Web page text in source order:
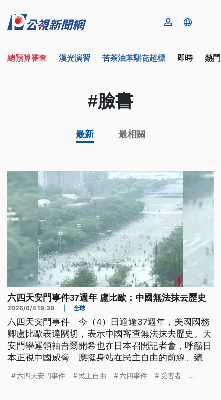
總預算審查 漢光演習 苦茶油苯駢芘超標 即時 熱
#臉書
最新 最相關
六四天安門事件37週年 盧比歐：中國無法抹去歷史
2026/6/4 19:39 全球
六四天安門事件，今（4）日適逢37週年，美國國務
卿盧比歐表達關切，表示中國審查無法抹去歷史。天
安門學運領袖吾爾開希也在日本召開記者會，呼籲日
本正視中國威脅，應挺身站在民主自由的前線。總統
相、撫慰傷痛，開啟和解與對話。民團與NGO團體晚
六四天安門事件 民主自由 六四事件 受害者 ...